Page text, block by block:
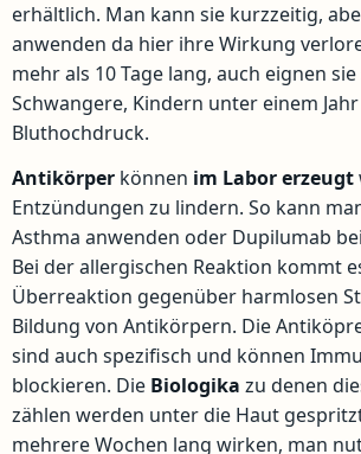
erhältlich. Man kann sie kurzzeitig,
anwenden da hier ihre Wirkung
mehr als 10 Tage lang, auch eignen
Schwangere, Kindern unter einem
Bluthochdruck.
Antikörper können im Labor erzeugt
Entzündungen zu lindern. So kann
Asthma anwenden oder Dupilumab
Bei der allergischen Reaktion kommt
Überreaktion gegenüber harmlosen
Bildung von Antikörpern. Die
sind auch spezifisch und können
blockieren. Die Biologika zu denen
zählen werden unter die Haut
mehrere Wochen lang wirken, man